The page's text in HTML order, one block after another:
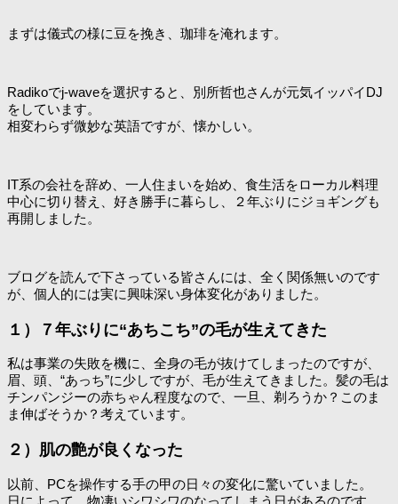
まずは儀式の様に豆を挽き、珈琲を淹れます。
Radikoでj-waveを選択すると、別所哲也さんが元気イッパイDJ
をしています。
相変わらず微妙な英語ですが、懐かしい。
IT系の会社を辞め、一人住まいを始め、食生活をローカル料理
中心に切り替え、好き勝手に暮らし、２年ぶりにジョギングも
再開しました。
ブログを読んで下さっている皆さんには、全く関係無いのです
が、個人的には実に興味深い身体変化がありました。
１）７年ぶりに“あちこち”の毛が生えてきた
私は事業の失敗を機に、全身の毛が抜けてしまったのですが、
眉、頭、“あっち”に少しですが、毛が生えてきました。髪の毛は
チンパンジーの赤ちゃん程度なので、一旦、剃ろうか？このま
ま伸ばそうか？考えています。
２）肌の艶が良くなった
以前、PCを操作する手の甲の日々の変化に驚いていました。
日によって、物凄いシワシワのなってしまう日があるのです。